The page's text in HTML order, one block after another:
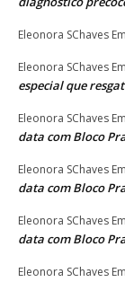
Eleonora SChaves Em
Eleonora SChaves Em
especial que
Eleonora SChaves Em
data com Bloco
Eleonora SChaves Em
data com Bloco
Eleonora SChaves Em
data com Bloco
Eleonora SChaves Em